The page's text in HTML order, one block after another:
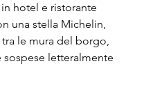
hotel e ristorante
una stella Michelin,
le mura del borgo,
sospese letteralmente